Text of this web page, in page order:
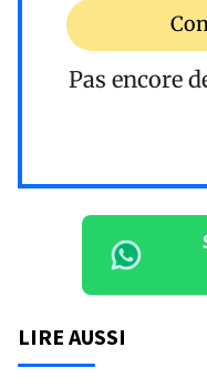
Pas encore
LIRE AUSSI